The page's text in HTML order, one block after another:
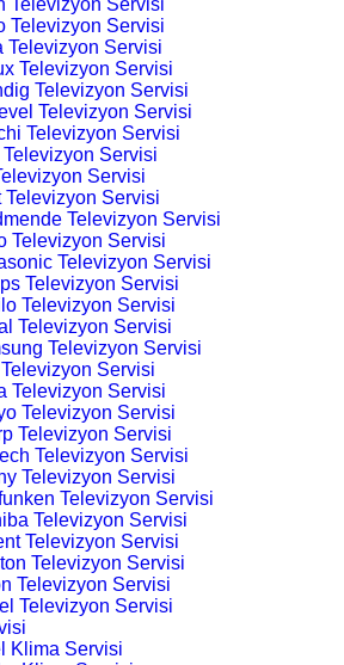
Televizyon Servisi
Televizyon Servisi
Televizyon Servisi
Televizyon Servisi
Televizyon Servisi
Televizyon Servisi
Servisi
Servisi
Televizyon Servisi
Televizyon Servisi
Televizyon Servisi
Televizyon Servisi
Televizyon Servisi
Televizyon Servisi
Televizyon Servisi
Televizyon Servisi
Servisi
Televizyon Servisi
Televizyon Servisi
Televizyon Servisi
Televizyon Servisi
Televizyon Servisi
Televizyon Servisi
Televizyon Servisi
Televizyon Servisi
Televizyon Servisi
Televizyon Servisi
Televizyon Servisi
Klima Servisi